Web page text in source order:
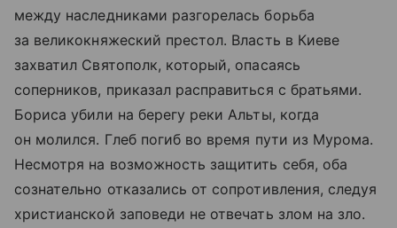
между наследниками разгорелась борьба
за великокняжеский престол. Власть в Киеве
захватил Святополк, который, опасаясь
соперников, приказал расправиться с братьями.
Бориса убили на берегу реки Альты, когда
он молился. Глеб погиб во время пути из Мурома.
Несмотря на возможность защитить себя, оба
сознательно отказались от сопротивления, следуя
христианской заповеди не отвечать злом на зло.